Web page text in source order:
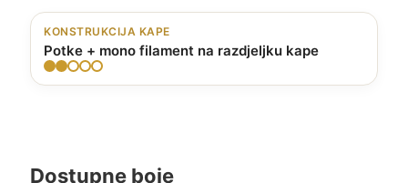
KONSTRUKCIJA KAPE
Potke + mono filament na razdjeljku kape
Dostupne boje